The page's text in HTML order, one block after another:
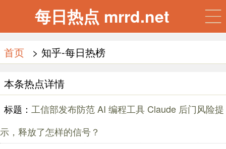
每日热点 mrrd.net
首页 > 知乎-每日热榜
本条热点详情
标题： 工信部发布防范 AI 编程工具 Claude 后门风险提
示，释放了怎样的信号？